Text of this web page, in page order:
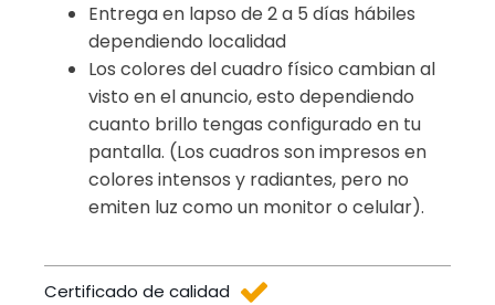
Entrega en lapso de 2 a 5 días hábiles
dependiendo localidad
Los colores del cuadro físico cambian al
visto en el anuncio, esto dependiendo
cuanto brillo tengas configurado en tu
pantalla. (Los cuadros son impresos en
colores intensos y radiantes, pero no
emiten luz como un monitor o celular).
Certificado de calidad